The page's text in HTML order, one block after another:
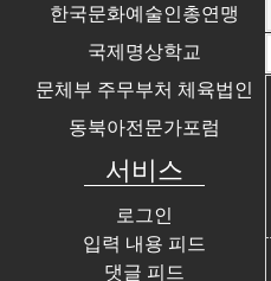
한국문화예술인총연맹
국제명상학교
문체부 주무부처 체육법인
동북아전문가포럼
서비스
로그인
입력 내용 피드
댓글 피드